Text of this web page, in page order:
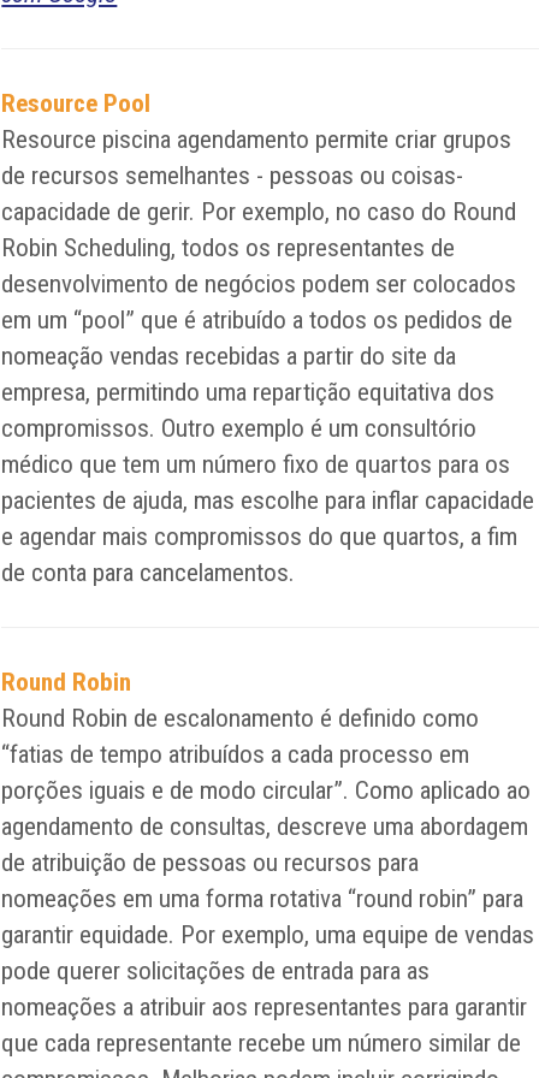
Resource Pool
Resource piscina agendamento permite criar grupos
de recursos semelhantes - pessoas ou coisas-
capacidade de gerir. Por exemplo, no caso do Round
Robin Scheduling, todos os representantes de
desenvolvimento de negócios podem ser colocados
em um “pool” que é atribuído a todos os pedidos de
nomeação vendas recebidas a partir do site da
empresa, permitindo uma repartição equitativa dos
compromissos. Outro exemplo é um consultório
médico que tem um número fixo de quartos para os
pacientes de ajuda, mas escolhe para inflar capacidade
e agendar mais compromissos do que quartos, a fim
de conta para cancelamentos.
Round Robin
Round Robin de escalonamento é definido como
“fatias de tempo atribuídos a cada processo em
porções iguais e de modo circular”. Como aplicado ao
agendamento de consultas, descreve uma abordagem
de atribuição de pessoas ou recursos para
nomeações em uma forma rotativa “round robin” para
garantir equidade. Por exemplo, uma equipe de vendas
pode querer solicitações de entrada para as
nomeações a atribuir aos representantes para garantir
que cada representante recebe um número similar de